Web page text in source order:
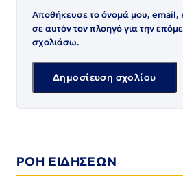
Αποθήκευσε το όνομά μου, email,
σε αυτόν τον πλοηγό για την
σχολιάσω.
ΡΟΗ ΕΙΔΗΣΕΩΝ